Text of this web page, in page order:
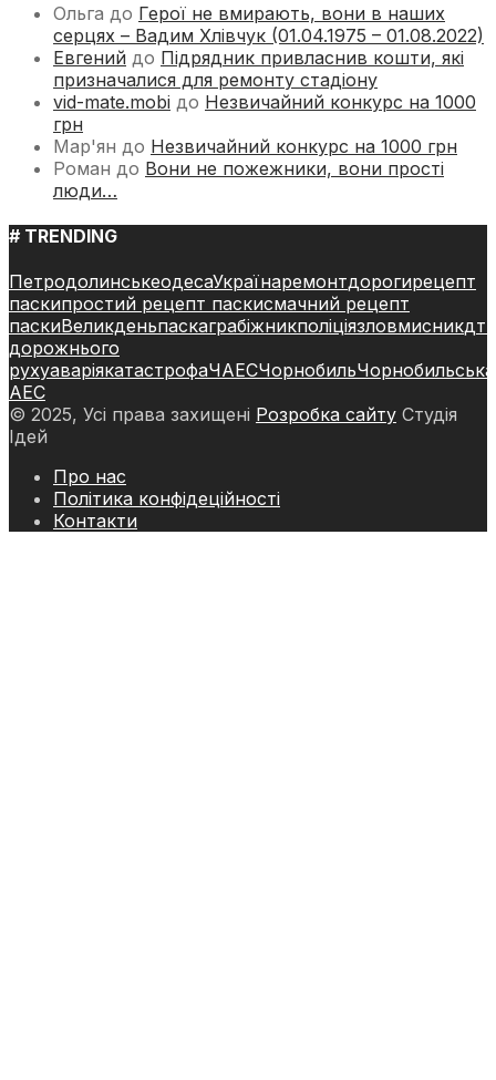
Ольга до Герої не вмирають, вони в наших
серцях – Вадим Хлівчук (01.04.1975 – 01.08.2022)
Евгений до Підрядник привласнив кошти, які
призначалися для ремонту стадіону
vid-mate.mobi до Незвичайний конкурс на 1000
грн
Мар'ян до Незвичайний конкурс на 1000 грн
Роман до Вони не пожежники, вони прості
люди…
# TRENDING
ПетродолинськеодесаУкраїнаремонтдорогирецепт
паскипростий рецепт паскисмачний рецепт
паскиВеликденьпаскаграбіжникполіціязловмисникдтп
дорожнього
рухуаваріякатастрофаЧАЕСЧорнобильЧорнобильська
АЕС
© 2025, Усі права захищені Розробка сайту Студія
Ідей
Про нас
Політика конфідеційності
Контакти